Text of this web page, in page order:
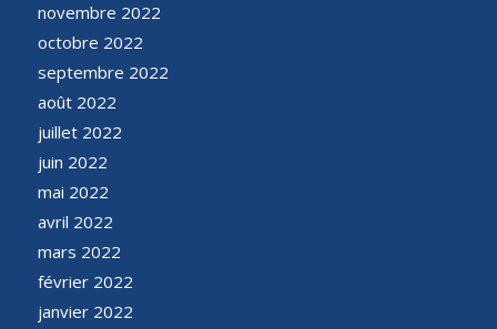
novembre 2022
octobre 2022
septembre 2022
août 2022
juillet 2022
juin 2022
mai 2022
avril 2022
mars 2022
février 2022
janvier 2022